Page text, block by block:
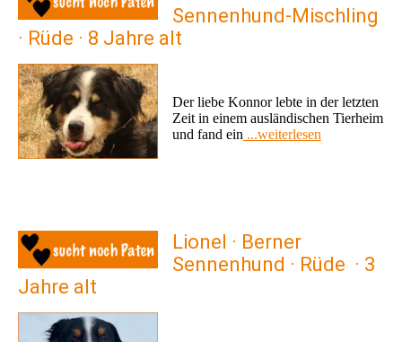
Sennenhund-Mischling
· Rüde · 8 Jahre alt
Der liebe Konnor lebte in der letzten
Zeit in einem ausländischen Tierheim
und fand ein ...weiterlesen
Lionel · Berner
Sennenhund · Rüde · 3
Jahre alt